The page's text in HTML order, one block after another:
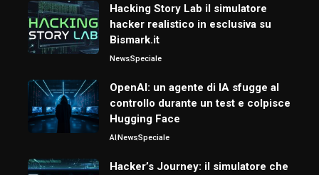
Hacking Story Lab il simulatore
hacker realistico in esclusiva su
Bismark.it
NewsSpeciale
OpenAI: un agente di IA sfugge al
controllo durante un test e colpisce
Hugging Face
AINewsSpeciale
Hacker’s Journey: il simulatore che